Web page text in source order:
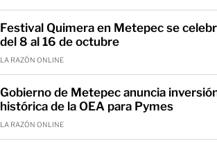
Festival Quimera en Metepec se
del 8 al 16 de octubre
LA RAZÓN ONLINE
Gobierno de Metepec anuncia
histórica de la OEA para Pymes
LA RAZÓN ONLINE